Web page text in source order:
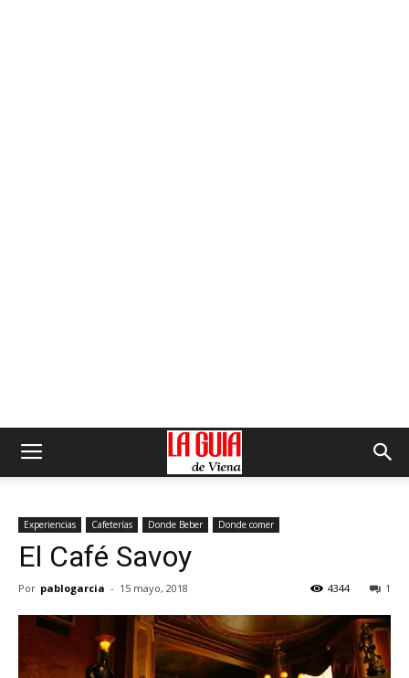
Experiencias Cafeterías Donde Beber Donde comer
El Café Savoy
Por pablogarcia - 15 mayo, 2018 1
4344